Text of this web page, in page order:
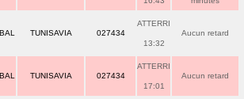
TUNISAVIA 027434
ATTERRI
13:32
Aucun retard
TUNISAVIA 027434
ATTERRI
17:01
Aucun retard